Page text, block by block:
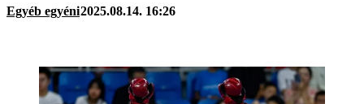
Egyéb egyéni2025.08.14. 16:26